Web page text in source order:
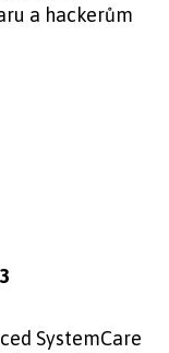
a hackerům
SystemCare